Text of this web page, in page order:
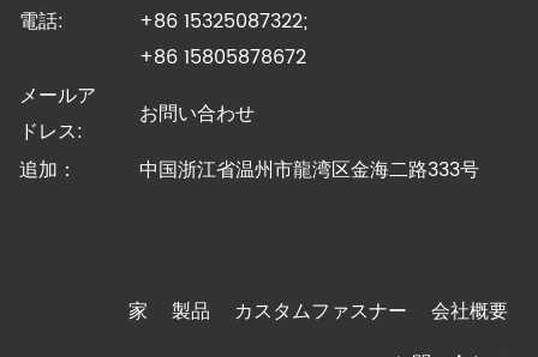
電話:
+86 15325087322;
+86 15805878672
メールア
ドレス:
お問い合わせ
追加：
中国浙江省温州市龍湾区金海二路333号
家 製品 カスタムファスナー
会社概要